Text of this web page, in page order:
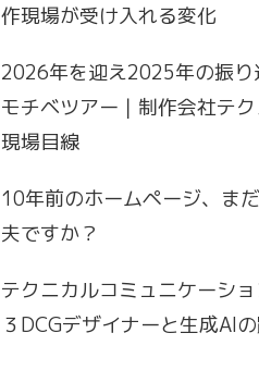
作現場が受け入れる変化
2026年を迎え2025年の振り
モチベツアー｜制作会社テ
現場目線
10年前のホームページ、ま
夫ですか？
テクニカルコミュニケーシ
３DCGデザイナーと生成AI